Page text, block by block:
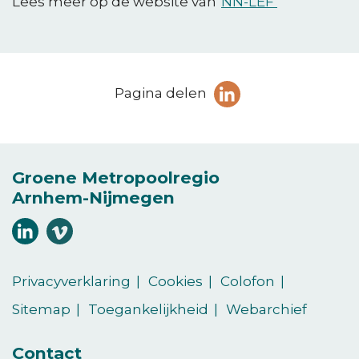
Pagina delen
pagina
Groene Metropoolregio
Arnhem-Nijmegen
Volg
ons
LinkedIn
ons
vimeo
Privacyverklaring
Cookies
Colofon
Sitemap
Toegankelijkheid Webarchief
Contact